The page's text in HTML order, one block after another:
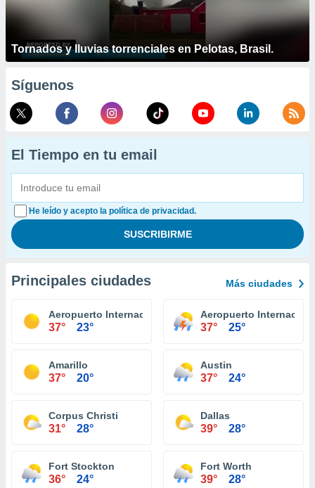
Tornados y lluvias torrenciales en Pelotas, Brasil.
Síguenos
El Tiempo en tu email
He leído y acepto la política de privacidad.
Principales ciudades Más ciudades
Aeropuerto Internacional El Paso
37° 23°
Aeropuerto
37° 25°
Amarillo
37° 20°
Austin
37° 24°
Corpus Christi
31° 28°
Dallas
39° 28°
Fort Stockton
36° 24°
Fort Worth
39° 28°